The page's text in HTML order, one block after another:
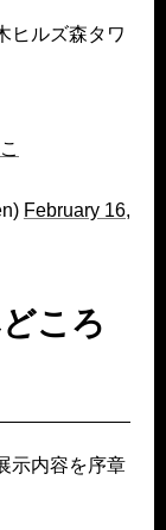
ヒルズ森タワ
February 16,
ころ
示内容を序章